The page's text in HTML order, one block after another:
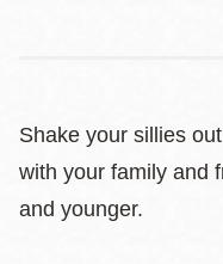
Shake your sillies
with your family and
and younger.